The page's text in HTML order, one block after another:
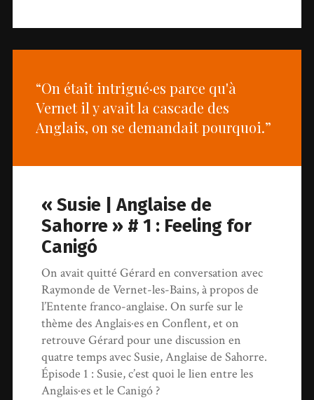
“On était intrigué·es parce qu'à
Vernet il y avait la cascade des
Anglais, on se demandait pourquoi.”
« Susie | Anglaise de
Sahorre » # 1 : Feeling for
Canigó
On avait quitté Gérard en conversation avec
Raymonde de Vernet-les-Bains, à propos de
l’Entente franco-anglaise. On surfe sur le
thème des Anglais·es en Conflent, et on
retrouve Gérard pour une discussion en
quatre temps avec Susie, Anglaise de Sahorre.
Épisode 1 : Susie, c’est quoi le lien entre les
Anglais·es et le Canigó ?